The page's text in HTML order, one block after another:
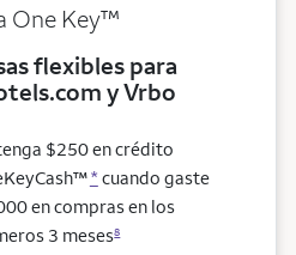
One Keytrademark
™
flexibles para
y Vrbo
$250 en crédito
* cuando gaste
en compras en los
3 meses8